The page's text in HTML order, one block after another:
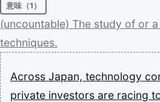
意味（1）
(uncountable) The study of or a
techniques.
Across Japan, technology
private investors are racing